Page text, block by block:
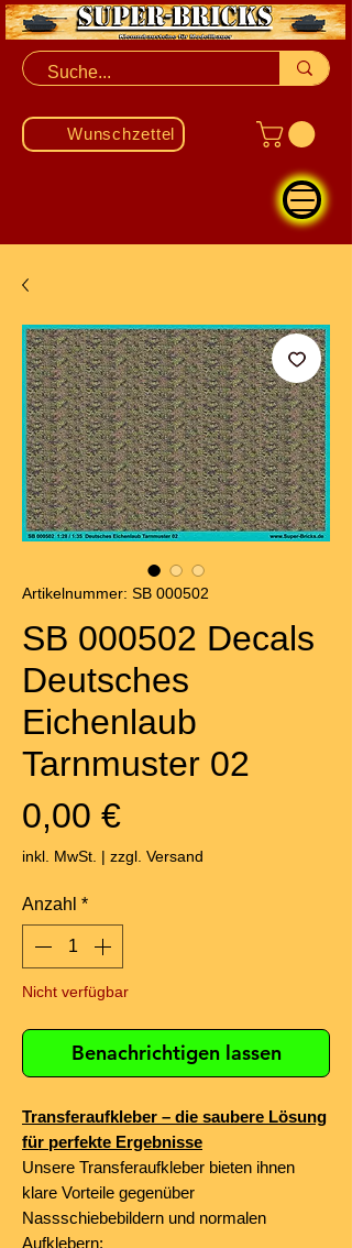
Wunschzettel
Artikelnummer: SB 000502
SB 000502 Decals
Deutsches
Eichenlaub
Tarnmuster 02
0,00 €Preis
inkl. MwSt. | zzgl. Versand
Anzahl *
Nicht verfügbar
Benachrichtigen lassen
Transferaufkleber – die saubere Lösung
für perfekte Ergebnisse
Unsere Transferaufkleber bieten ihnen
klare Vorteile gegenüber
Nassschiebebildern und normalen
Aufklebern: